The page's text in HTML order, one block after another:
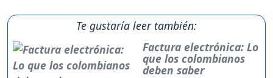
Te gustaría leer también:
Factura electrónica: Lo
que los colombianos
deben saber